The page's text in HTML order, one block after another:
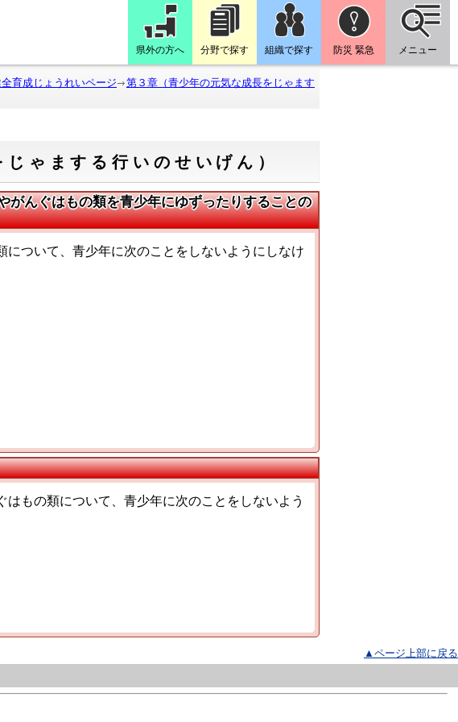
県外の方へ 分野で探す 組織で探す 防災 緊急 メニュー
育成じょうれいページ
第３章（青少年の元気な成長をじゃます
ゃまする行いのせいげん）
がんぐはもの類を青少年にゆずったりすることの
ついて、青少年に次のことをしないようにしなけ
もの類について、青少年に次のことをしないよう
▲ページ上部に戻る